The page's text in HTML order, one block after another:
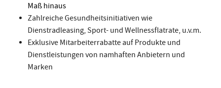
Maß hinaus
Zahlreiche Gesundheitsinitiativen wie
Dienstradleasing, Sport- und Wellnessflatrate, u.v.m.
Exklusive Mitarbeiterrabatte auf Produkte und
Dienstleistungen von namhaften Anbietern und
Marken